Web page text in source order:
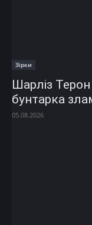
Зірки
Шарліз
бунтарка
05.08.2026